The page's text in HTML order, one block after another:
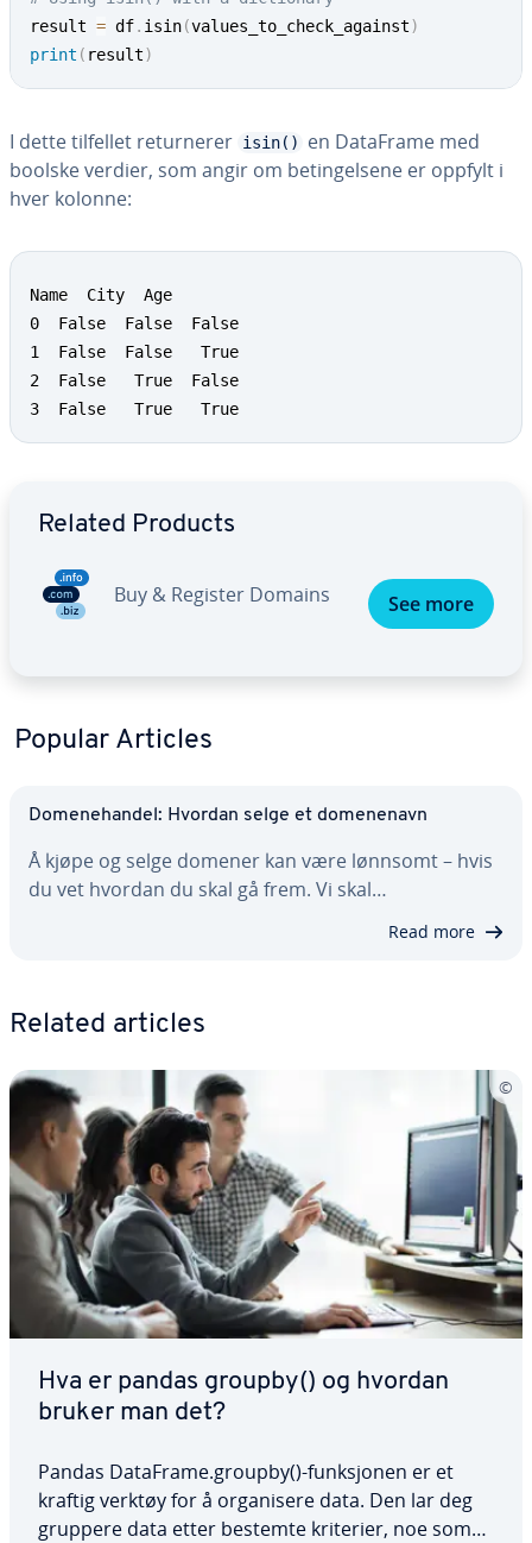
result = df. isin(values_to_check_against)
print ( result)
I dette tilfellet returnerer isin()
en DataFrame med
boolske verdier, som angir om betingelsene er oppfylt i
hver kolonne:
Name  City  Age
0  False  False  False
1  False  False   True
2  False   True  False
3  False   True   True
Related Products
Buy & Register Domains See more
Popular Articles
Domenehandel: Hvordan selge et domenenavn
Å kjøpe og selge domener kan være lønnsomt – hvis
du vet hvordan du skal gå frem. Vi skal…
Read more
Related articles
Hva er pandas groupby() og hvordan
bruker man det?
Pandas DataFrame.groupby()-funksjonen er et
kraftig verktøy for å organisere data. Den lar deg
gruppere data etter bestemte kriterier, noe som